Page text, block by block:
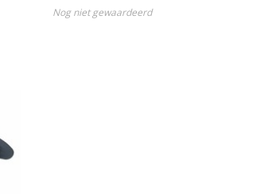
Nog niet gewaardeerd